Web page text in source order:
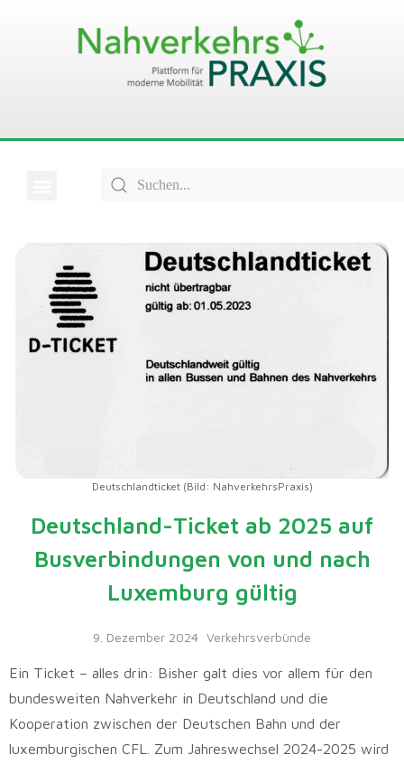
Deutschlandticket (Bild: NahverkehrsPraxis)
Deutschland-Ticket ab 2025 auf
Busverbindungen von und nach
Luxemburg gültig
9. Dezember 2024 Verkehrsverbünde
Ein Ticket – alles drin: Bisher galt dies vor allem für den
bundesweiten Nahverkehr in Deutschland und die
Kooperation zwischen der Deutschen Bahn und der
luxemburgischen CFL. Zum Jahreswechsel 2024-2025 wird